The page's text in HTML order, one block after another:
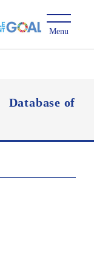
Database of